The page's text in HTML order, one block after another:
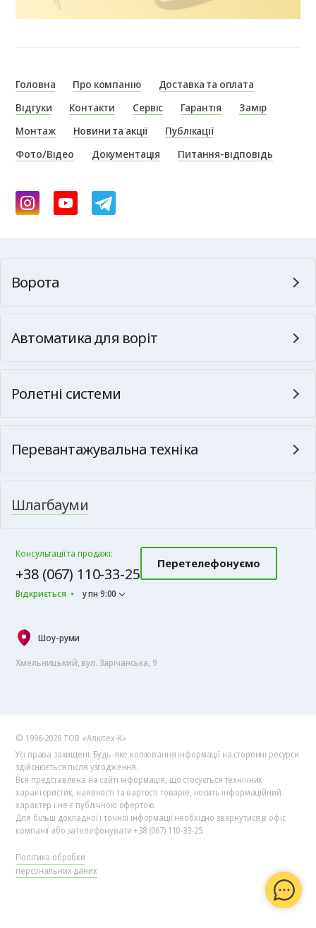
Головна Про компанію
Доставка та оплата
Відгуки
Контакти Сервіс Гарантія
Замір
Монтаж
Новини та акції
Публікації
Фото/Відео
Документація Питання-відповідь
Ворота
Автоматика для воріт
Ролетні системи
Перевантажувальна техніка
Шлагбауми
Консультації та продажі:
+38 (067) 110-33-25
Відкриється у пн 9:00
Перетелефонуємо
Шоу-руми
Хмельницький, вул. Зарічанська, 9
© 1996-2026 ТОВ «Алютех‑К»
Усі права захищені. Будь-яке копіювання інформації на сторонні ресурси
здійснюється після узгодження.
Вся представлена на сайті інформація, що стосується технічних
характеристик, наявності та вартості товарів, носить інформаційний
характер і не є публічною офертою.
Для більш докладної і точної інформації необхідно звернутися в офіс
компанії або зателефонувати +38 (067) 110-33-25.
Політика обробки
персональних даних